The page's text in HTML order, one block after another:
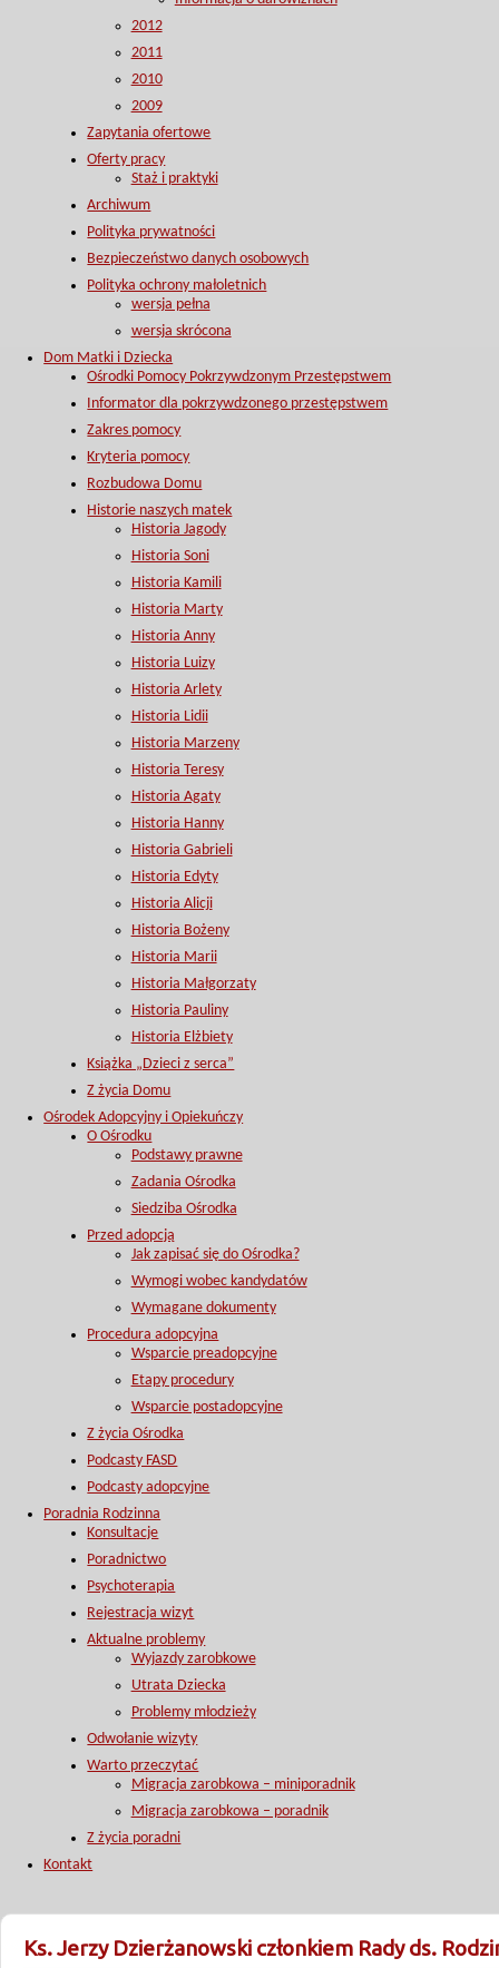
2012
2011
2010
2009
Zapytania ofertowe
Oferty pracy
Staż i praktyki
Archiwum
Polityka prywatności
Bezpieczeństwo danych osobowych
Polityka ochrony małoletnich
wersja pełna
wersja skrócona
Dom Matki i Dziecka
Ośrodki Pomocy Pokrzywdzonym Przestępstwem
Informator dla pokrzywdzonego przestępstwem
Zakres pomocy
Kryteria pomocy
Rozbudowa Domu
Historie naszych matek
Historia Jagody
Historia Soni
Historia Kamili
Historia Marty
Historia Anny
Historia Luizy
Historia Arlety
Historia Lidii
Historia Marzeny
Historia Teresy
Historia Agaty
Historia Hanny
Historia Gabrieli
Historia Edyty
Historia Alicji
Historia Bożeny
Historia Marii
Historia Małgorzaty
Historia Pauliny
Historia Elżbiety
Książka „Dzieci z serca”
Z życia Domu
Ośrodek Adopcyjny i Opiekuńczy
O Ośrodku
Podstawy prawne
Zadania Ośrodka
Siedziba Ośrodka
Przed adopcją
Jak zapisać się do Ośrodka?
Wymogi wobec kandydatów
Wymagane dokumenty
Procedura adopcyjna
Wsparcie preadopcyjne
Etapy procedury
Wsparcie postadopcyjne
Z życia Ośrodka
Podcasty FASD
Podcasty adopcyjne
Poradnia Rodzinna
Konsultacje
Poradnictwo
Psychoterapia
Rejestracja wizyt
Aktualne problemy
Wyjazdy zarobkowe
Utrata Dziecka
Problemy młodzieży
Odwołanie wizyty
Warto przeczytać
Migracja zarobkowa – miniporadnik
Migracja zarobkowa – poradnik
Z życia poradni
Kontakt
Ks. Jerzy Dzierżanowski członkiem Rady ds.